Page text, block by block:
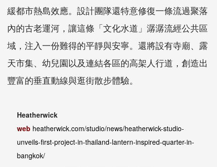
緩都市熱島效應。設計團隊還特意修復一條流過聚落
內的古老運河，讓這條「文化水道」潺潺流經公共區
域，注入一份難得的平靜與安寧。還將設有寺廟、露
天市集、幼兒園以及連結各區的高架人行道，創造出
豐富的垂直動線與逛街散步體驗。
Heatherwick
web heatherwick.com/studio/news/heatherwick-studio-
unveils-first-project-in-thailand-lantern-inspired-quarter-in-
bangkok/